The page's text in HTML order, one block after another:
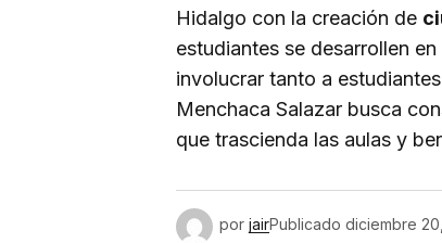
Hidalgo con la creación de
estudiantes se desarrollen
involucrar tanto a
Menchaca Salazar busca
que trascienda las aulas y
por jairPublicado diciembre